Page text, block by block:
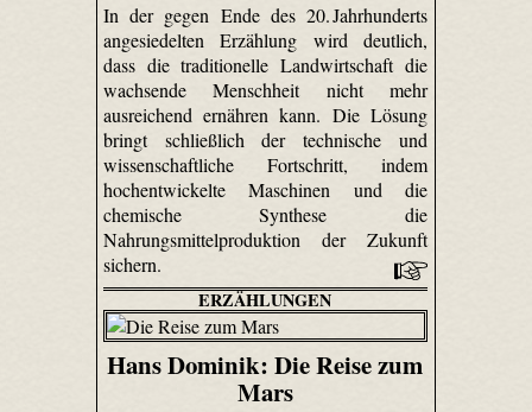
In der gegen Ende des 20. Jahrhunderts
angesiedelten Erzählung wird deutlich,
dass die traditionelle Landwirtschaft die
wachsende Menschheit nicht mehr
ausreichend ernähren kann. Die Lösung
bringt schließlich der technische und
wissenschaftliche Fortschritt, indem
hochentwickelte Maschinen und die
chemische Synthese die
Nahrungsmittelproduktion der Zukunft
sichern.
ERZÄHLUNGEN
Hans Dominik: Die Reise zum
Mars